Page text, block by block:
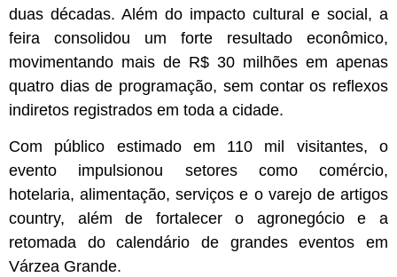
duas décadas. Além do impacto cultural e social, a
feira consolidou um forte resultado econômico,
movimentando mais de R$ 30 milhões em apenas
quatro dias de programação, sem contar os reflexos
indiretos registrados em toda a cidade.
Com público estimado em 110 mil visitantes, o
evento impulsionou setores como comércio,
hotelaria, alimentação, serviços e o varejo de artigos
country, além de fortalecer o agronegócio e a
retomada do calendário de grandes eventos em
Várzea Grande.